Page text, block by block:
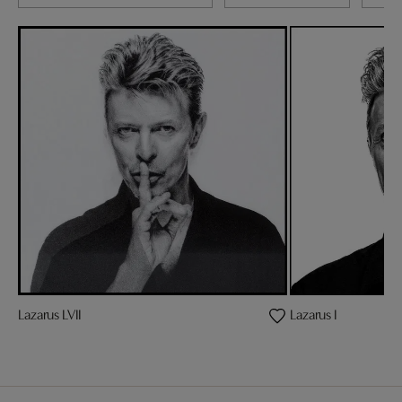
Lazarus LVII Lazarus I